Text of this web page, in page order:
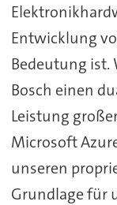
Entwicklung
Bedeutung ist.
Bosch einen
Leistung
Microsoft
unseren
Grundlage für